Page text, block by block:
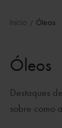
Início Óleos
Óleos
Destaques
sobre como